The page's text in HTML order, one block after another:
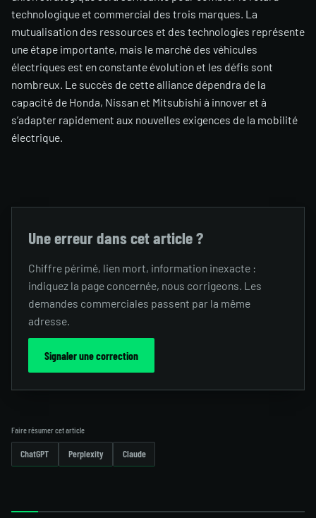
technologique et commercial des trois marques. La
mutualisation des ressources et des technologies représente
une étape importante, mais le marché des véhicules
électriques est en constante évolution et les défis sont
nombreux. Le succès de cette alliance dépendra de la
capacité de Honda, Nissan et Mitsubishi à innover et à
s’adapter rapidement aux nouvelles exigences de la mobilité
électrique.
Une erreur dans cet article ?
Chiffre périmé, lien mort, information inexacte :
indiquez la page concernée, nous corrigeons. Les
demandes commerciales passent par la même
adresse.
Signaler une correction
Faire résumer cet article
ChatGPT Perplexity Claude